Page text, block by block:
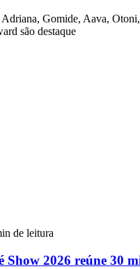
Adriana, Gomide, Aava,
são destaque
de leitura
Show 2026 reúne 30